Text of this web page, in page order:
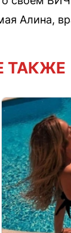
Алина,
ТАКЖЕ